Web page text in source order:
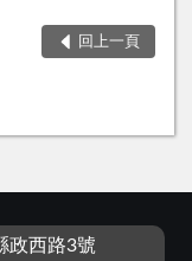
回上一頁
政西路3號